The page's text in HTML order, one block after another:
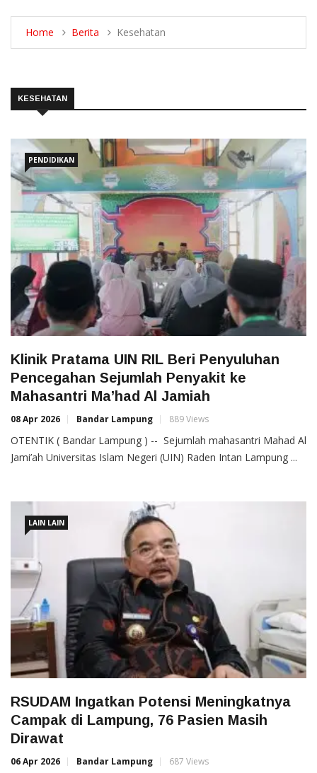
Home Berita Kesehatan
KESEHATAN
PENDIDIKAN
Klinik Pratama UIN RIL Beri Penyuluhan
Pencegahan Sejumlah Penyakit ke
Mahasantri Ma’had Al Jamiah
08 Apr 2026 Bandar Lampung 889 Views
OTENTIK ( Bandar Lampung ) -- Sejumlah mahasantri Mahad Al
Jami’ah Universitas Islam Negeri (UIN) Raden Intan Lampung ...
LAIN LAIN
RSUDAM Ingatkan Potensi Meningkatnya
Campak di Lampung, 76 Pasien Masih
Dirawat
06 Apr 2026 Bandar Lampung 687 Views